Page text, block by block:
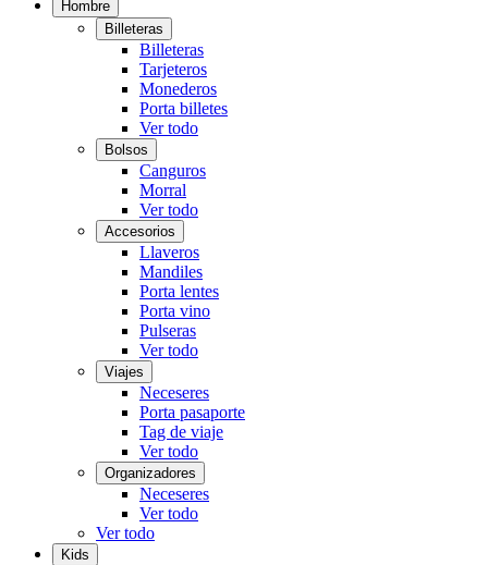
Hombre
Billeteras
Billeteras
Tarjeteros
Monederos
Porta billetes
Ver todo
Bolsos
Canguros
Morral
Ver todo
Accesorios
Llaveros
Mandiles
Porta lentes
Porta vino
Pulseras
Ver todo
Viajes
Neceseres
Porta pasaporte
Tag de viaje
Ver todo
Organizadores
Neceseres
Ver todo
Ver todo
Kids